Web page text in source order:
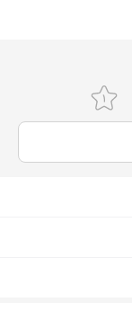
۱۰ تا ۲۱
۱۶ تا ۲۱